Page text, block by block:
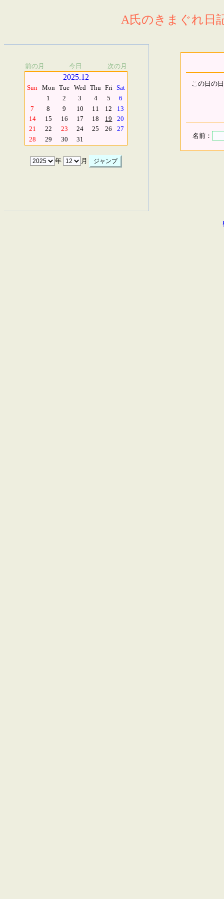
A氏のきまぐれ日
前の月 今日 次の月
2025.12
Sun Mon Tue Wed Thu Fri Sat
1
2 3 4 5
6
7
8 9 10 11 12
13
14
15 16 17 18 19
20
21
22 23 24 25 26
27
28
29 30 31
年 月
この日の
名前：